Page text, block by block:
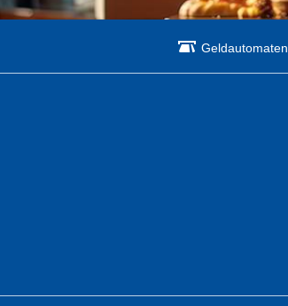
Geldautomaten